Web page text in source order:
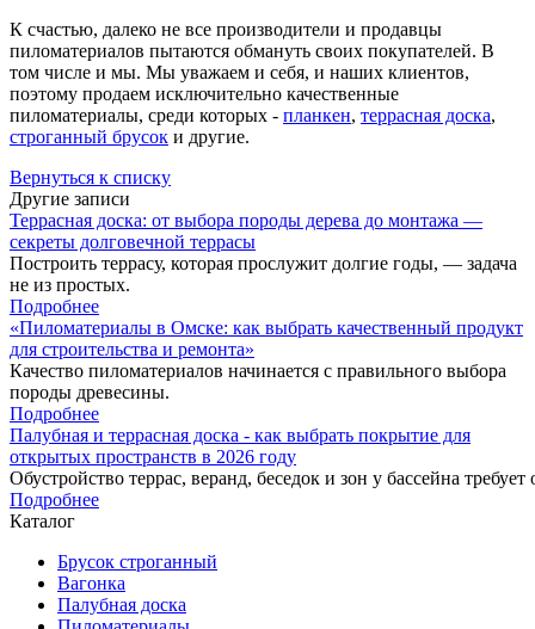
К счастью, далеко не все производители и продавцы
пиломатериалов пытаются обмануть своих покупателей. В
том числе и мы. Мы уважаем и себя, и наших клиентов,
поэтому продаем исключительно качественные
пиломатериалы, среди которых - планкен, террасная доска,
строганный брусок и другие.
Вернуться к списку
Другие записи
Террасная доска: от выбора породы дерева до монтажа —
секреты долговечной террасы
Построить террасу, которая прослужит долгие годы, — задача
не из простых.
Подробнее
«Пиломатериалы в Омске: как выбрать качественный продукт
для строительства и ремонта»
Качество пиломатериалов начинается с правильного выбора
породы древесины.
Подробнее
Палубная и террасная доска - как выбрать покрытие для
открытых пространств в 2026 году
Обустройство террас, веранд, беседок и зон у бассейна
Подробнее
Каталог
Брусок строганный
Вагонка
Палубная доска